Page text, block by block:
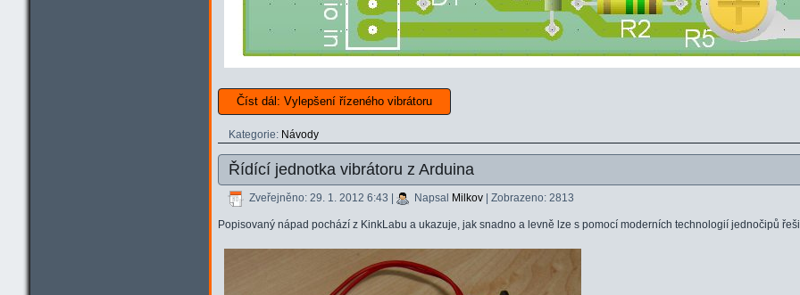
Číst dál: Vylepšení řízeného vibrátoru
Kategorie: Návody
Řídící jednotka vibrátoru z Arduina
Zveřejněno: 29. 1. 2012 6:43 Napsal Milkov| Zobrazeno: 2813
Popisovaný nápad pochází z KinkLabu a ukazuje, jak snadno a levně lze s pomocí moderních technologií jednočipů